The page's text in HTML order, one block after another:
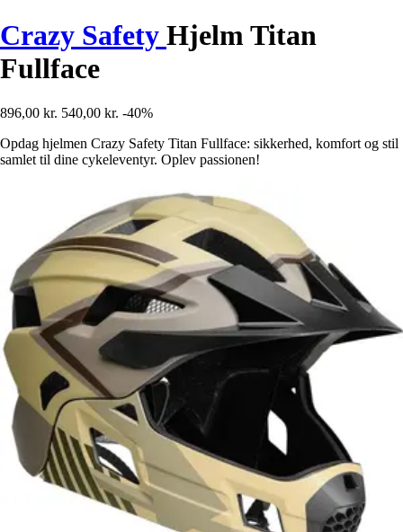
Crazy Safety Hjelm Titan
Fullface
896,00 kr. 540,00 kr. -40%
Opdag hjelmen Crazy Safety Titan Fullface: sikkerhed, komfort og stil
samlet til dine cykeleventyr. Oplev passionen!